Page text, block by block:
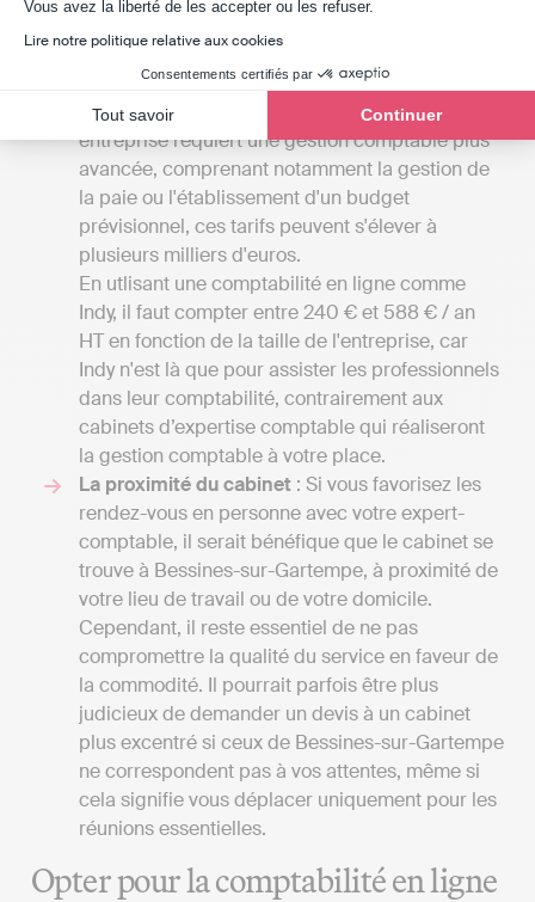
Vous avez la liberté de les accepter ou les refuser.
Lire notre politique relative aux cookies
Consentements certifiés par
Tout savoir Continuer
Vienne peuvent débuter à partir de 1000 à
2000 euros par an pour des petites missions
confiées à un comptable indépendant. Si votre
entreprise requiert une gestion comptable plus
avancée, comprenant notamment la gestion de
la paie ou l'établissement d'un budget
prévisionnel, ces tarifs peuvent s'élever à
plusieurs milliers d'euros.
En utlisant une comptabilité en ligne comme
Indy, il faut compter entre 240 € et 588 € / an
HT en fonction de la taille de l'entreprise, car
Indy n'est là que pour assister les professionnels
dans leur comptabilité, contrairement aux
cabinets d’expertise comptable qui réaliseront
la gestion comptable à votre place.
La proximité du cabinet : Si vous favorisez les
rendez-vous en personne avec votre expert-
comptable, il serait bénéfique que le cabinet se
trouve à Bessines-sur-Gartempe, à proximité de
votre lieu de travail ou de votre domicile.
Cependant, il reste essentiel de ne pas
compromettre la qualité du service en faveur de
la commodité. Il pourrait parfois être plus
judicieux de demander un devis à un cabinet
plus excentré si ceux de Bessines-sur-Gartempe
ne correspondent pas à vos attentes, même si
cela signifie vous déplacer uniquement pour les
réunions essentielles.
Opter pour la comptabilité en ligne